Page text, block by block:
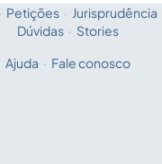
Fale com a IA
· Petições · Jurisprudência
Dúvidas · Stories
Ajuda · Fale conosco